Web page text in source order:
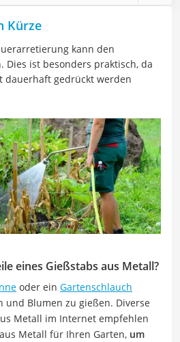
Kürze
kann den
Dies ist besonders praktisch, da
dauerhaft gedrückt werden
eines Gießstabs aus Metall?
oder ein Gartenschlauch
und Blumen zu gießen. Diverse
Metall im Internet empfehlen
Metall für Ihren Garten, um